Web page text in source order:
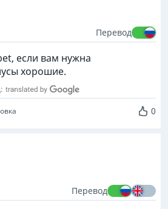
Перевод
если вам нужна
хорошие.
0
Перевод